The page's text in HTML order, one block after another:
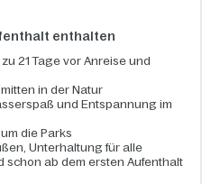
enthalten​
21 Tage vor Anreise und
in der Natur
und Entspannung im
die Parks
Unterhaltung für alle
schon ab dem ersten Aufenthalt